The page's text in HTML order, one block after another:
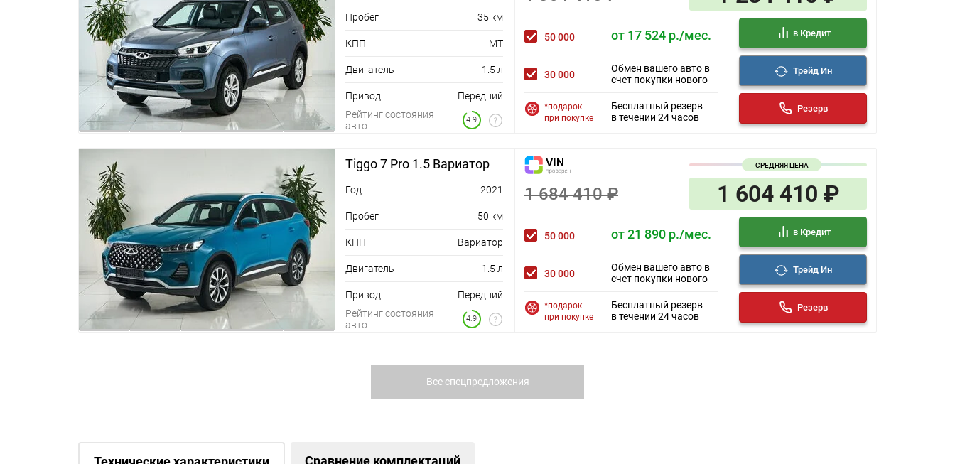
Пробег 35 км
КПП MT
Двигатель 1.5 л
Привод
Передний
Рейтинг состояния
авто
4.9
50 000 от 17 524 р./мес. в Кредит
30 000
Обмен вашего авто в
счет покупки нового
Трейд Ин
*подарок
при покупке
Бесплатный резерв
в течении 24 часов
Резерв
Tiggo 7 Pro 1.5 Вариатор
Год 2021
Пробег 50 км
КПП Вариатор
Двигатель 1.5 л
Привод
Передний
Рейтинг состояния
авто
4.9
СРЕДНЯЯ ЦЕНА
1 684 410 ₽ 1 604 410 ₽
50 000 от 21 890 р./мес. в Кредит
30 000
Обмен вашего авто в
счет покупки нового
Трейд Ин
*подарок
при покупке
Бесплатный резерв
в течении 24 часов
Резерв
Все спецпредложения
Сравнение комплектаций